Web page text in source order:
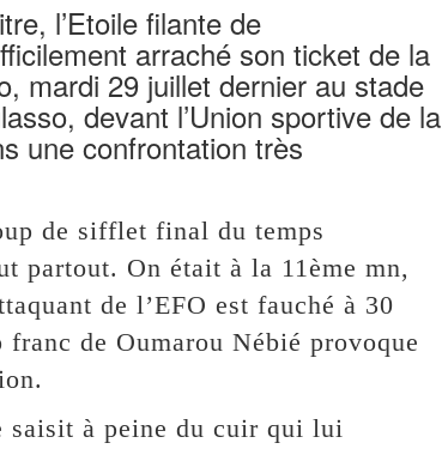
l’Etoile filante de
arraché son ticket de la
mardi 29 juillet dernier au stade
devant l’Union sportive de la
une confrontation très
de sifflet final du temps
partout. On était à la 11ème mn,
de l’EFO est fauché à 30
de Oumarou Nébié provoque
saisit à peine du cuir qui lui